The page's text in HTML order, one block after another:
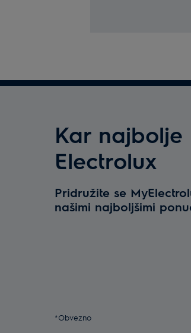
Kar najbolje
Electrolux
Pridružite se
našimi najboljšimi
*Obvezno